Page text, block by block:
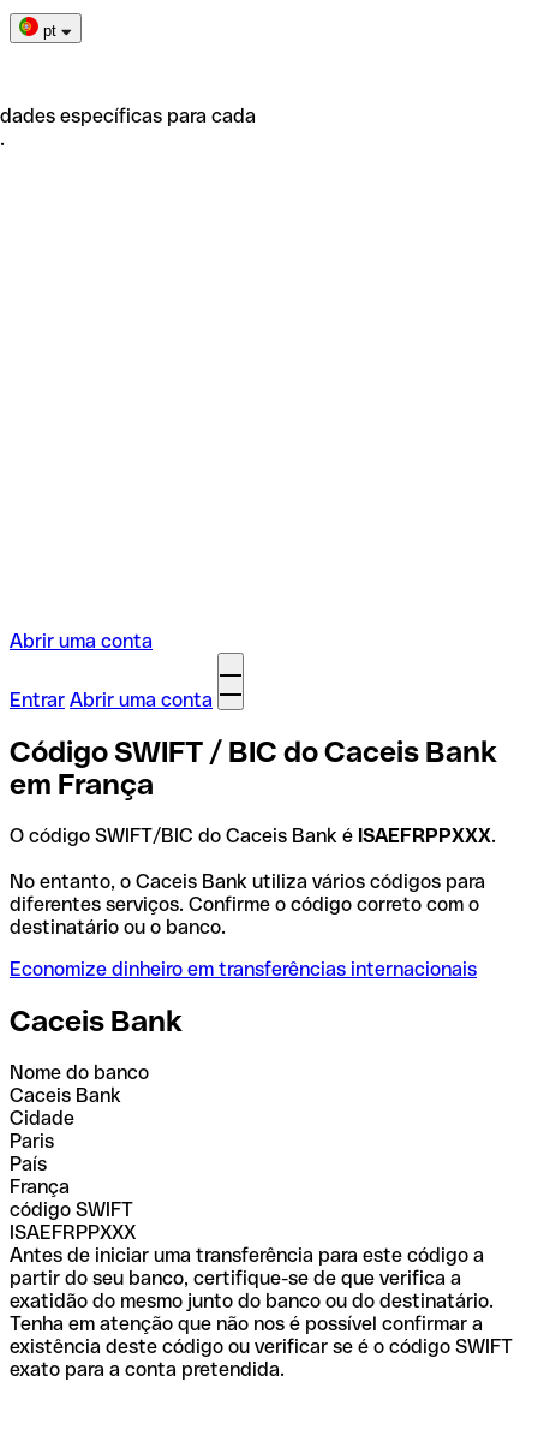
pt
específicas para cada
Abrir uma conta
Entrar Abrir uma conta
Código SWIFT / BIC do Caceis Bank
em França
O código SWIFT/BIC do Caceis Bank é ISAEFRPPXXX.
No entanto, o Caceis Bank utiliza vários códigos para
diferentes serviços. Confirme o código correto com o
destinatário ou o banco.
Economize dinheiro em transferências internacionais
Caceis Bank
Nome do banco
Caceis Bank
Cidade
Paris
País
França
código SWIFT
ISAEFRPPXXX
Antes de iniciar uma transferência para este código a
partir do seu banco, certifique-se de que verifica a
exatidão do mesmo junto do banco ou do destinatário.
Tenha em atenção que não nos é possível confirmar a
existência deste código ou verificar se é o código SWIFT
exato para a conta pretendida.